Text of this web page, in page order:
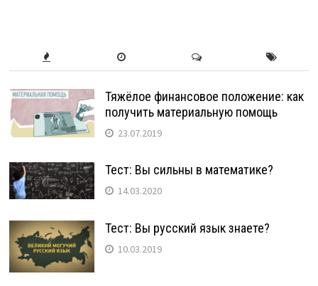
Тяжёлое финансовое положение: как
получить материальную помощь
23.07.2019
Тест: Вы сильны в математике?
14.03.2020
Тест: Вы русский язык знаете?
10.03.2019